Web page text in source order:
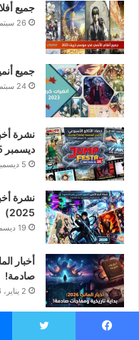
جميع أفلام خريف
26 سبتمبر، 2023
جميع أنميات
24 سبتمبر، 2023
ديسمبر 2025)
5 ديسمبر، 2025
2025)
19 ديسمبر، 2025
صادمة!
2 يناير، 2026